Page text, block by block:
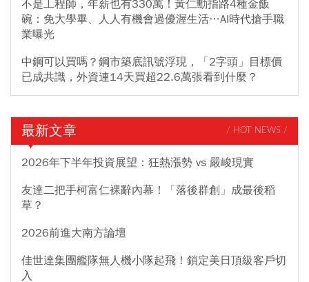
不是工程師，年薪也有330萬！黃仁勳指路4種金飯
碗：免大學畢、人人有機會過優渥生活…AI時代搶手職
業曝光
中鋼可以買嗎？鋼市築底訊號浮現，「2字頭」目標價
已成共識，外資連14天買超22.6萬張看到什麼？
最新文章 / HOT NEWS /
2026年下半年投資展望：狂熱漲勢 vs 嚴峻現實
友達二把手柯富仁裸辭內幕！「落後群創」成最後稻
草？
2026前進大南方論壇
佳世達集團艦隊無人機小隊起飛！鎖定美日頂級客戶切
入